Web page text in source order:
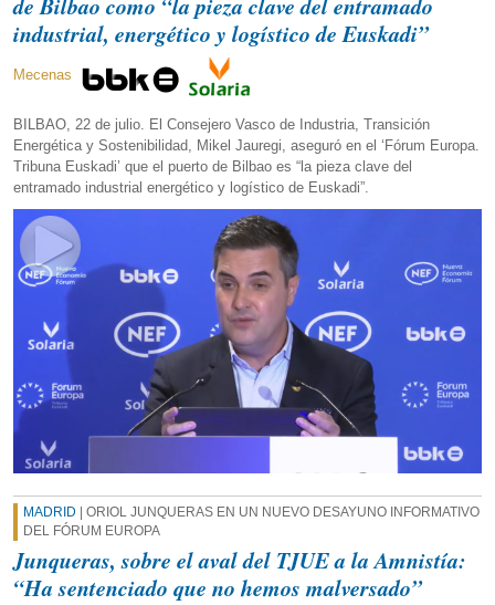
industrial, energético y logístico de Euskadi”
Mecenas
BILBAO, 22 de julio. El Consejero Vasco de Industria, Transición
Energética y Sostenibilidad, Mikel Jauregi, aseguró en el ‘Fórum Europa.
Tribuna Euskadi’ que el puerto de Bilbao es “la pieza clave del
entramado industrial energético y logístico de Euskadi”.
MADRID | ORIOL JUNQUERAS EN UN NUEVO DESAYUNO INFORMATIVO
DEL FÓRUM EUROPA
Junqueras, sobre el aval del TJUE a la Amnistía:
“Ha sentenciado que no hemos malversado”